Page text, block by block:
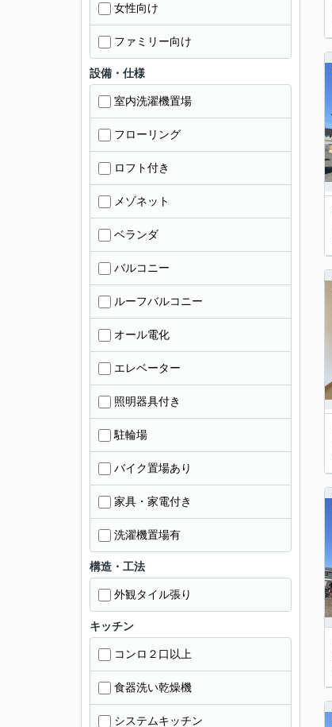
女性向け
ファミリー向け
設備・仕様
室内洗濯機置場
フローリング
ロフト付き
メゾネット
ベランダ
バルコニー
ルーフバルコニー
オール電化
エレベーター
照明器具付き
駐輪場
バイク置場あり
家具・家電付き
洗濯機置場有
構造・工法
外観タイル張り
キッチン
コンロ２口以上
食器洗い乾燥機
システムキッチン